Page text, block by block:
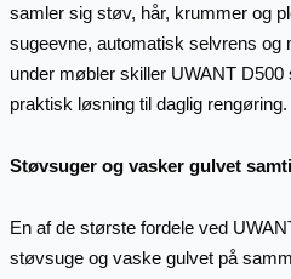
samler sig støv, hår, krummer og
sugeevne, automatisk selvrens og
under møbler skiller UWANT
praktisk løsning til daglig rengøring.
Støvsuger og vasker gulvet
En af de største fordele ved
støvsuge og vaske gulvet på